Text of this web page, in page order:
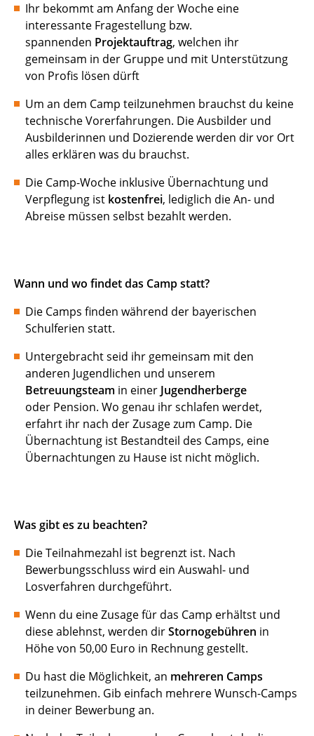
Ihr bekommt am Anfang der Woche eine
interessante Fragestellung bzw.
spannenden Projektauftrag, welchen ihr
gemeinsam in der Gruppe und mit Unterstützung
von Profis lösen dürft
Um an dem Camp teilzunehmen brauchst du keine
technische Vorerfahrungen. Die Ausbilder und
Ausbilderinnen und Dozierende werden dir vor Ort
alles erklären was du brauchst.
Die Camp-Woche inklusive Übernachtung und
Verpflegung ist kostenfrei, lediglich die An- und
Abreise müssen selbst bezahlt werden.
Wann und wo findet das Camp statt?
Die Camps finden während der bayerischen
Schulferien statt.
Untergebracht seid ihr gemeinsam mit den
anderen Jugendlichen und unserem
Betreuungsteam in einer Jugendherberge
oder Pension. Wo genau ihr schlafen werdet,
erfahrt ihr nach der Zusage zum Camp. Die
Übernachtung ist Bestandteil des Camps, eine
Übernachtungen zu Hause ist nicht möglich.
Was gibt es zu beachten?
Die Teilnahmezahl ist begrenzt ist. Nach
Bewerbungsschluss wird ein Auswahl- und
Losverfahren durchgeführt.
Wenn du eine Zusage für das Camp erhältst und
diese ablehnst, werden dirStornogebühren in
Höhe von 50,00 Euro in Rechnung gestellt.
Du hast die Möglichkeit, an mehreren Camps
teilzunehmen. Gib einfach mehrere Wunsch-Camps
in deiner Bewerbung an.